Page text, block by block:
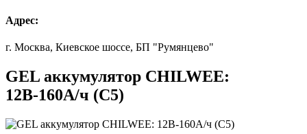
Адрес:
г. Москва, Киевское шоссе, БП "Румянцево"
GEL аккумулятор CHILWEE:
12В-160А/ч (С5)